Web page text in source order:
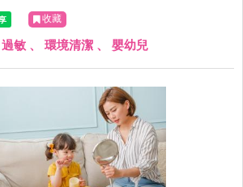
醫師在這裡為您解答！
收藏
過敏 、 環境清潔 、 嬰幼兒